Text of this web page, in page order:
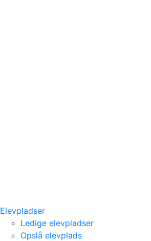
Elevpladser
Ledige elevpladser
Opslå elevplads